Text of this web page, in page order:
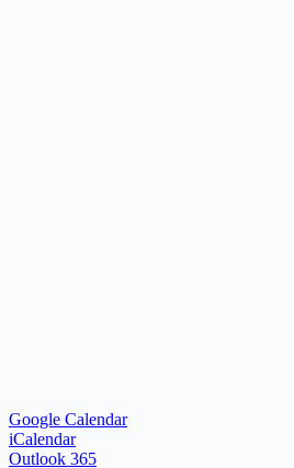
Google Calendar
iCalendar
Outlook 365